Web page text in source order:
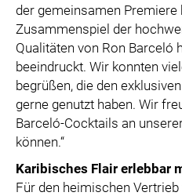
der gemeinsamen Premiere
Zusammenspiel der
Qualitäten von Ron Barceló
beeindruckt. Wir konnten
begrüßen, die den
gerne genutzt haben. Wir
Barceló-Cocktails an
können.“
Karibisches Flair erlebbar
Für den heimischen